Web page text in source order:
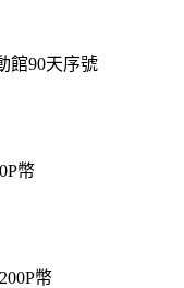
館90天序號
幣
幣